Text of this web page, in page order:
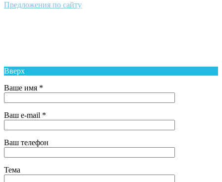
Предложения по сайту
Вверх
Ваше имя *
Ваш e-mail *
Ваш телефон
Тема